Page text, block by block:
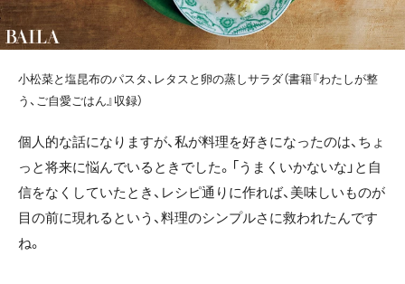
小松菜と塩昆布のパスタ、レタスと卵の蒸しサラダ（書籍『わたしが整
う、ご自愛ごはん』収録）
個人的な話になりますが、私が料理を好きになったのは、ちょ
っと将来に悩んでいるときでした。「うまくいかないな」と自
信をなくしていたとき、レシピ通りに作れば、美味しいものが
目の前に現れるという、料理のシンプルさに救われたんです
ね。